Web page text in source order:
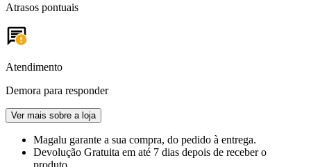
Atrasos pontuais
Atendimento
Demora para responder
Ver mais sobre a loja
Magalu garante a sua compra, do pedido à entrega.
Devolução Gratuita em até 7 dias depois de receber o
produto.